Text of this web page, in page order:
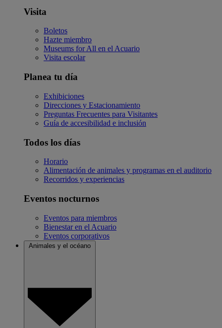
Visita
Boletos
Hazte miembro
Museums for All en el Acuario
Visita escolar
Planea tu día
Exhibiciones
Direcciones y Estacionamiento
Preguntas Frecuentes para Visitantes
Guía de accesibilidad e inclusión
Todos los días
Horario
Alimentación de animales y programas en el auditorio
Recorridos y experiencias
Eventos nocturnos
Eventos para miembros
Bienestar en el Acuario
Eventos corporativos
Animales y el océano